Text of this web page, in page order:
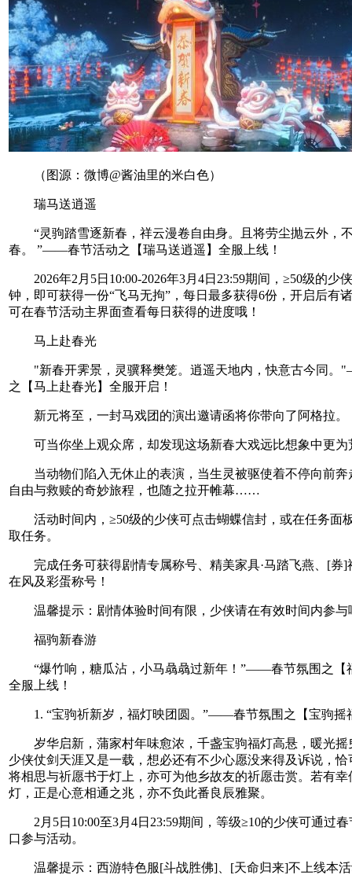
（图源：微博@酱油里的米白色）
瑞马送逍遥
“灵驹踏雪逐新春，祥云漫卷自由身。且将劳尘抛云外，
春。 ”——春节活动之【瑞马送逍遥】全服上线！
2026年2月5日10:00-2026年3月4日23:59期间，≥50级的少
钟，即可获得一份“飞马无拘”，每日最多获得6份，开启后有
可在春节活动主界面查看每日获得的进度哦！
马上赴春光
"新春开霁景，灵骥释樊笼。逍遥天地内，快意古今同。
之【马上赴春光】全服开启！
新元将至，一封马戏团的演出邀请函将你带向了阿格拉。
可当你坐上观众席，却发现这场新春大戏远比想象中更为
当动物们陷入无休止的表演，当生灵被驱使着不停向前奔
自由与救赎的奇妙旅程，也随之拉开帷幕……
活动时间内，≥50级的少侠可点击蝴蝶信封，或在任务面
取任务。
完成任务可获得剧情专属称号、精美家具·马踏飞燕、[券]
在风及彩蛋称号！
温馨提示：剧情体验时间有限，少侠请在有效时间内参与
福驹新春游
“爆竹响，糖瓜沾，小马骉骉过新年！”——春节氛围之【
全服上线！
1. “宝驹祈新岁，福灯映团圆。”——春节氛围之【宝驹摇
岁华启新，蒲家村年味愈浓，千盏宝驹福灯高悬，暖光摇
少侠仗剑天涯又是一载，想必还有不少心愿没来得及诉说，恰
将相思与祈愿书于灯上，亦可为他乡故友的祈愿击赏。若有幸
灯，正是心意相通之兆，亦不负此番良辰雅聚。
2月5日10:00至3月4日23:59期间，等级≥10的少侠可通过春
口参与活动。
温馨提示：西游特色服[斗战胜佛]、[天命归来]不上线本